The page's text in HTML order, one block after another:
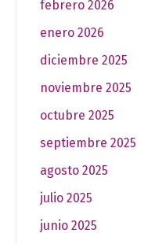
febrero 2026
enero 2026
diciembre 2025
noviembre 2025
octubre 2025
septiembre 2025
agosto 2025
julio 2025
junio 2025